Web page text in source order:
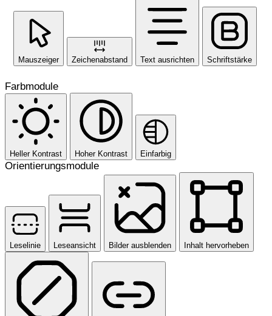
Mauszeiger Zeichenabstand Text ausrichten Schriftstärke
Farbmodule
Heller Kontrast Hoher Kontrast Einfarbig
Orientierungsmodule
Leselinie Leseansicht Bilder ausblenden Inhalt hervorheben